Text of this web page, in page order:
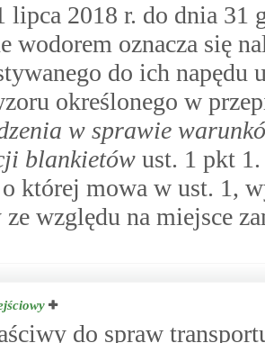
lipca 2018 r. do dnia 31
wodorem oznacza się
do ich napędu
określonego w
w sprawie
blankietów ust. 1 pkt 1.
której mowa w ust. 1,
ze względu na miejsce
do spraw